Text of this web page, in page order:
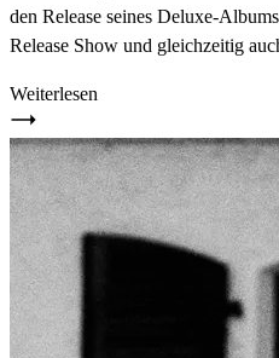
den Release seines Deluxe-
Release Show und gleichzeitig
Weiterlesen